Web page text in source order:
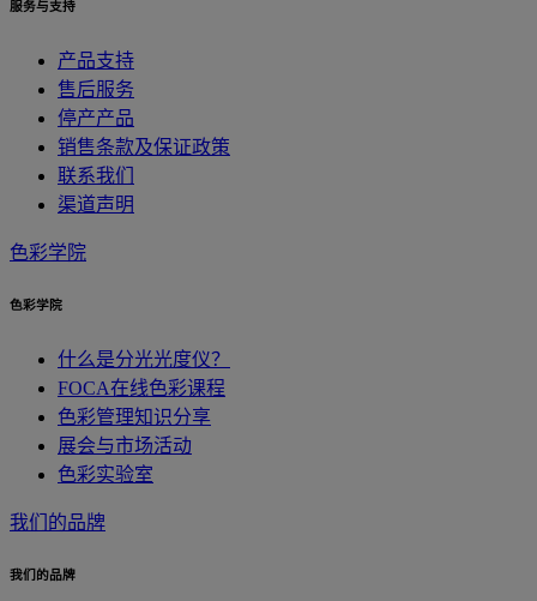
服务与支持
产品支持
售后服务
停产产品
销售条款及保证政策
联系我们
渠道声明
色彩学院
色彩学院
什么是分光光度仪？
FOCA在线色彩课程
色彩管理知识分享
展会与市场活动
色彩实验室
我们的品牌
我们的品牌